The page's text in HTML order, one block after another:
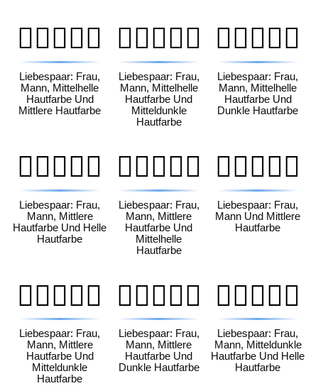
👩🏼‍❤️‍👨🏽
Liebespaar: Frau,
Mann, Mittelhelle
Hautfarbe Und
Mittlere Hautfarbe
👩🏼‍❤️‍👨🏾
Liebespaar: Frau,
Mann, Mittelhelle
Hautfarbe Und
Mitteldunkle
Hautfarbe
👩🏼‍❤️‍👨🏿
Liebespaar: Frau,
Mann, Mittelhelle
Hautfarbe Und
Dunkle Hautfarbe
👩🏽‍❤️‍👨🏻
Liebespaar: Frau,
Mann, Mittlere
Hautfarbe Und Helle
Hautfarbe
👩🏽‍❤️‍👨🏼
Liebespaar: Frau,
Mann, Mittlere
Hautfarbe Und
Mittelhelle
Hautfarbe
👩🏽‍❤️‍👨🏽
Liebespaar: Frau,
Mann Und Mittlere
Hautfarbe
👩🏽‍❤️‍👨🏾
Liebespaar: Frau,
Mann, Mittlere
Hautfarbe Und
Mitteldunkle
Hautfarbe
👩🏽‍❤️‍👨🏿
Liebespaar: Frau,
Mann, Mittlere
Hautfarbe Und
Dunkle Hautfarbe
👩🏾‍❤️‍👨🏻
Liebespaar: Frau,
Mann, Mitteldunkle
Hautfarbe Und Helle
Hautfarbe